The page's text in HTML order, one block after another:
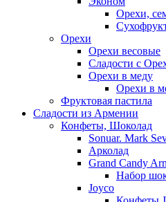
Орехи,
Орехи
Орехи весовые
Сладости с
Орехи в меду
Орехи в
Фруктовая пастила
Сладости из Армении
Конфеты, Шоколад
Sonuar. Mark
Арколад
Grand Candy
Набор
Joyco